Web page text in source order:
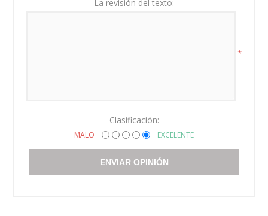
La revisión del texto:
*
Clasificación:
MALO EXCELENTE
ENVIAR OPINIÓN